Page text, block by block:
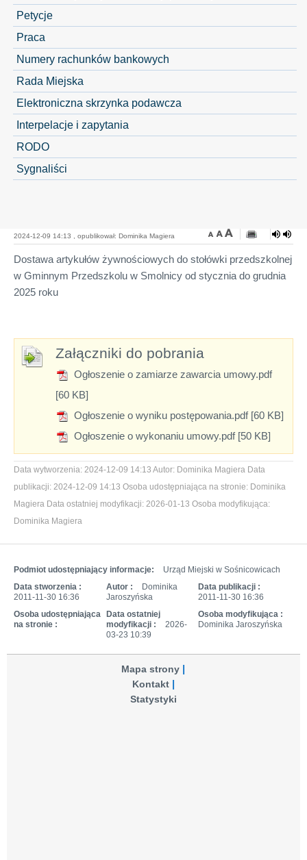
Petycje
Praca
Numery rachunków bankowych
Rada Miejska
Elektroniczna skrzynka podawcza
Interpelacje i zapytania
RODO
Sygnaliści
2024-12-09 14:13 , opublikował: Dominika Magiera
Dostawa artykułów żywnościowych do stołówki przedszkolnej
w Gminnym Przedszkolu w Smolnicy od stycznia do grudnia
2025 roku
Załączniki do pobrania
Ogłoszenie o zamiarze zawarcia umowy.pdf
[60 KB]
Ogłoszenie o wyniku postępowania.pdf [60 KB]
Ogłoszenie o wykonaniu umowy.pdf [50 KB]
Data wytworzenia: 2024-12-09 14:13 Autor: Dominika Magiera Data
publikacji: 2024-12-09 14:13 Osoba udostępniająca na stronie: Dominika
Magiera Data ostatniej modyfikacji: 2026-01-13 Osoba modyfikująca:
Dominika Magiera
Podmiot udostępniający informacje:
Urząd Miejski w Sośnicowicach
Data stworzenia :
2011-11-30 16:36
Autor :
Dominika
Jaroszyńska
Data publikacji :
2011-11-30 16:36
Osoba udostępniająca
na stronie :
Data ostatniej
modyfikacji :
2026-
03-23 10:39
Osoba modyfikująca :
Dominika Jaroszyńska
Mapa strony
Kontakt
Statystyki